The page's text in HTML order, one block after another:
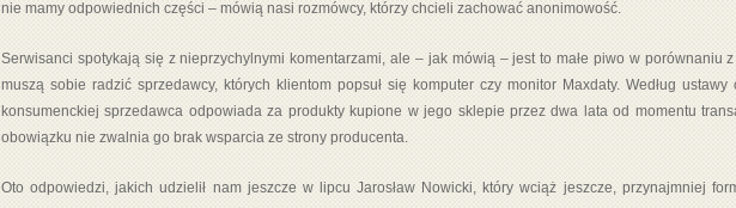
nie mamy odpowiednich części – mówią nasi rozmówcy, którzy chcieli zachować anonimowość.
Serwisanci spotykają się z nieprzychylnymi komentarzami, ale – jak mówią – jest to małe piwo w porównaniu
muszą sobie radzić sprzedawcy, których klientom popsuł się komputer czy monitor Maxdaty. Według ustawy
konsumenckiej sprzedawca odpowiada za produkty kupione w jego sklepie przez dwa lata od momentu
obowiązku nie zwalnia go brak wsparcia ze strony producenta.
Oto odpowiedzi, jakich udzielił nam jeszcze w lipcu Jarosław Nowicki, który wciąż jeszcze, przynajmniej